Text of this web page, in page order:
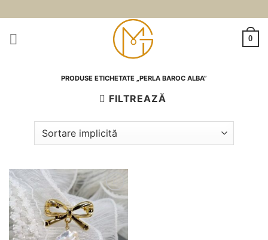
to
content
0
PRODUSE ETICHETATE „PERLA BAROC ALBA”
FILTREAZĂ
Adauga
favorite